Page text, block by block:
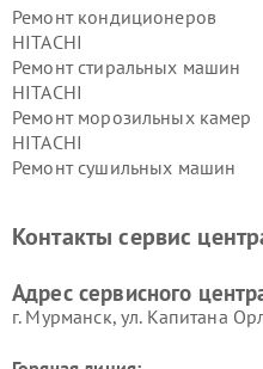
Ремонт кондиционеров
HITACHI
Ремонт стиральных машин
HITACHI
Ремонт морозильных камер
HITACHI
Ремонт сушильных машин
данных HITACHI
HITACHI
Контакты сервис
Адрес сервисного
г. Мурманск, ул. Капитана